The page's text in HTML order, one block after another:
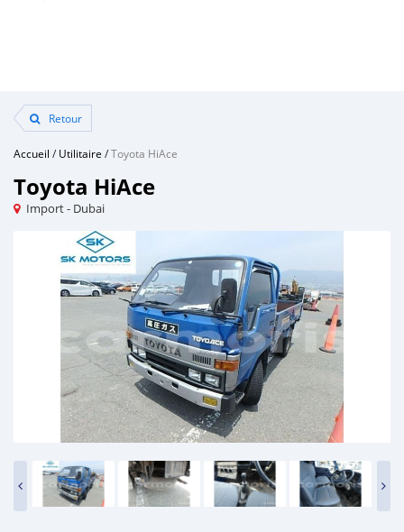
Retour
Accueil /Utilitaire /Toyota HiAce
Toyota HiAce
Import - Dubai